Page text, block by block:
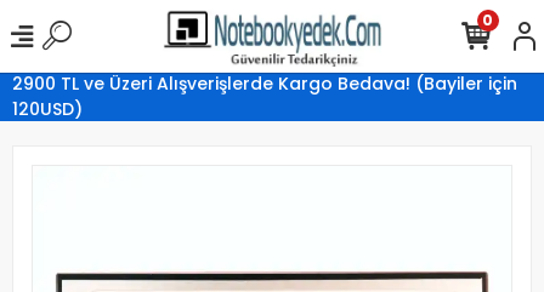
2900 TL ve Üzeri Alışverişlerde Kargo Bedava! (Bayiler için
120USD)
0